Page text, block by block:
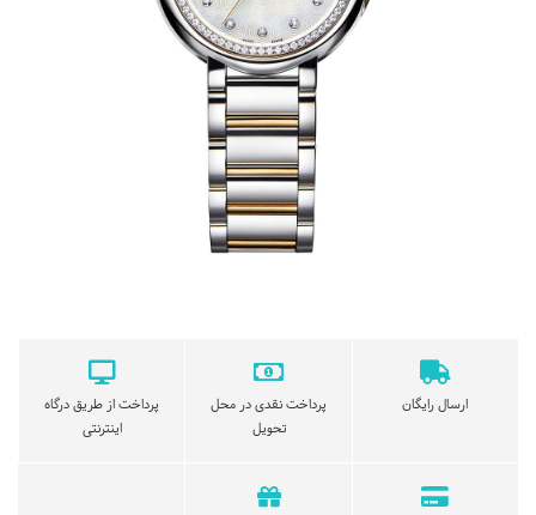
ارسال رایگان
پرداخت نقدی در محل
تحویل
پرداخت از طریق درگاه
اینترنتی